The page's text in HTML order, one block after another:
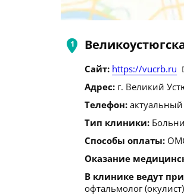
Сайт: https://vucrb.ru
Адрес: г. Великий
Телефон:
Тип клиники:
Способы оплаты:
Оказание
В клинике ведут
офтальмолог